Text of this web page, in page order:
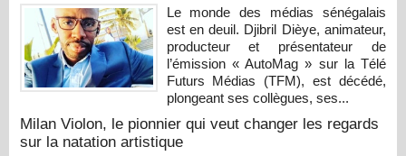
Le monde des médias sénégalais
est en deuil. Djibril Dièye, animateur,
producteur et présentateur de
l’émission « AutoMag » sur la Télé
Futurs Médias (TFM), est décédé,
plongeant ses collègues, ses...
Milan Violon, le pionnier qui veut changer les regards
sur la natation artistique